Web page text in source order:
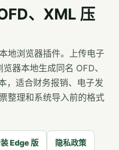
、XML 压
地浏览器插件。上传电子
器本地生成同名 OFD、
，适合财务报销、电子发
整理和系统导入前的格式
Edge 版 隐私政策